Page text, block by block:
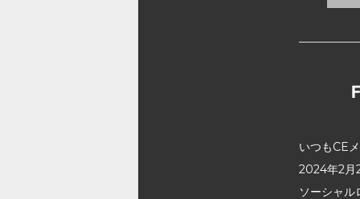
いつもCE
2024年2月
ソーシャ